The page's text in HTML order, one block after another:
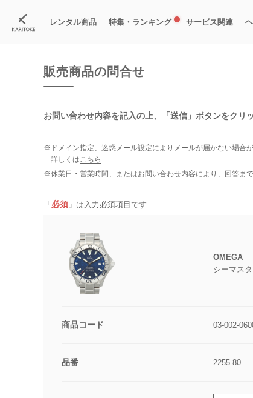
レンタル商品 特集・ランキング サービス関連
販売商品の問合せ
お問い合わせ内容を記入の上、 「送信」ボタンをクリ
※ドメイン指定、迷惑メール設定によりメールが届かない場合が
詳しくはこちら
※休業日・営業時間、またはお問い合わせ内容により、回答ま
「 必須 」は入力必須項目です
OMEGA
シーマス
商品コード 03-002-
品番 2255.80